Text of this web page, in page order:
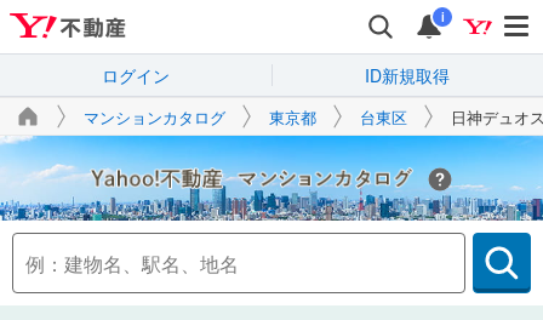
i
ログイン ID新規取得
マンションカタログ 東京都 台東区 日神デュオ
Yahoo!不動産